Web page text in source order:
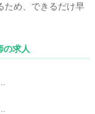
ため、できるだけ早
の求人